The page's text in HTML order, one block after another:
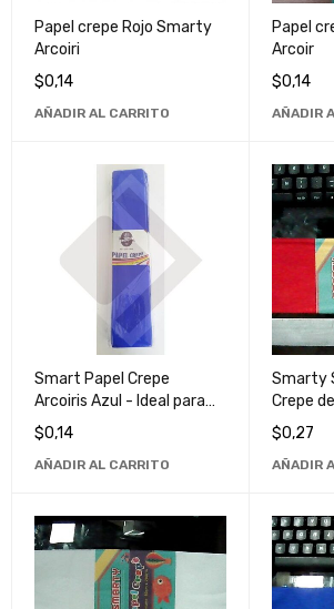
Papel crepe Rojo Smarty
Arcoiri
$0,14
AÑADIR AL CARRITO
Papel
Arcoir
$0,14
AÑADIR
Smart Papel Crepe
Arcoiris Azul - Ideal para
Manualidades y
Decoraciones
$0,14
AÑADIR AL CARRITO
Smarty
Crepe
Color
$0,27
AÑADIR